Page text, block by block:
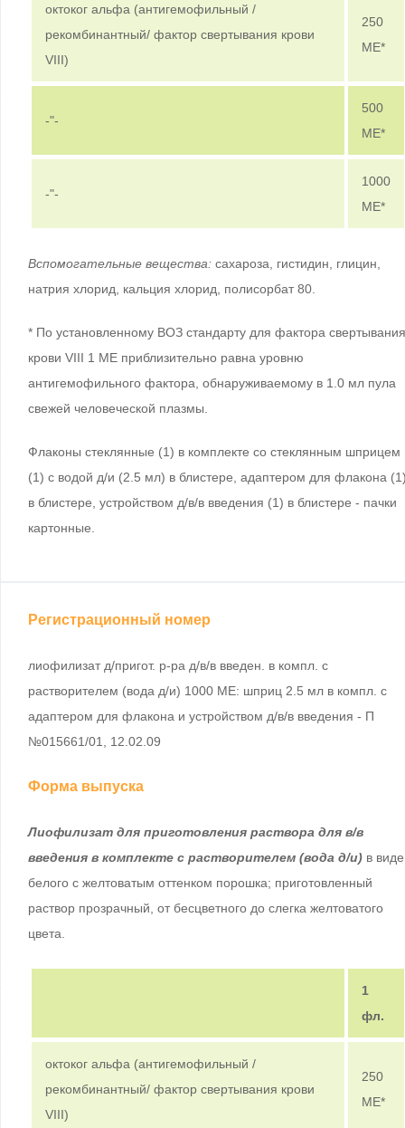
октоког альфа (антигемофильный /
рекомбинантный/ фактор свертывания крови
VIII)
250
МЕ*
-"-
500
МЕ*
-"-
1000
МЕ*
Вспомогательные вещества: сахароза, гистидин, глицин,
натрия хлорид, кальция хлорид, полисорбат 80.
* По установленному ВОЗ стандарту для фактора свертывания
крови VIII 1 МЕ приблизительно равна уровню
антигемофильного фактора, обнаруживаемому в 1.0 мл пула
свежей человеческой плазмы.
Флаконы стеклянные (1) в комплекте со стеклянным шприцем
(1) с водой д/и (2.5 мл) в блистере, адаптером для флакона
в блистере, устройством д/в/в введения (1) в блистере - пачки
картонные.
Регистрационный номер
лиофилизат д/пригот. р-ра д/в/в введен. в компл. с
растворителем (вода д/и) 1000 МЕ: шприц 2.5 мл в компл. с
адаптером для флакона и устройством д/в/в введения - П
№015661/01, 12.02.09
Форма выпуска
Лиофилизат для приготовления раствора для в/в
введения в комплекте с растворителем (вода д/и) в виде
белого с желтоватым оттенком порошка; приготовленный
раствор прозрачный, от бесцветного до слегка желтоватого
цвета.
1
фл.
октоког альфа (антигемофильный /
рекомбинантный/ фактор свертывания крови
VIII)
250
МЕ*